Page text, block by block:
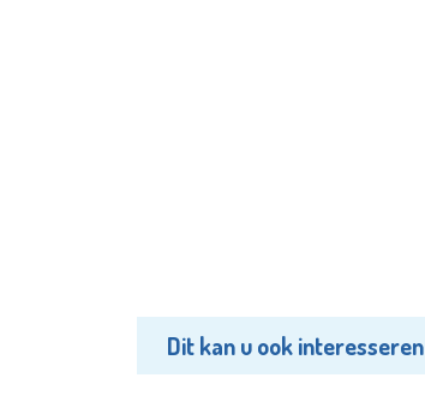
Dit kan u ook interesseren